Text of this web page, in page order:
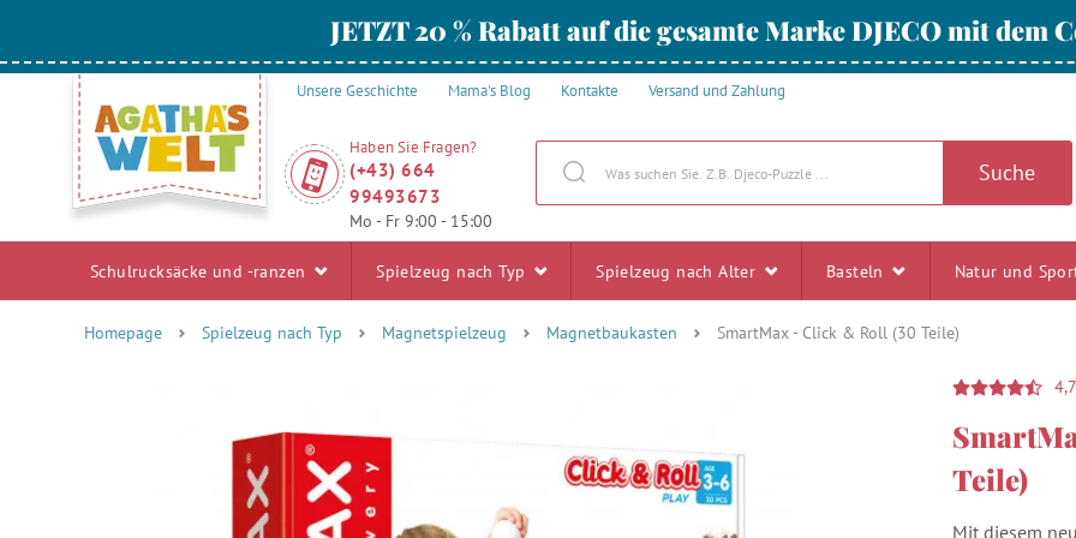
JETZT 20 % Rabatt auf die gesamte Marke DJECO mit dem
Unsere Geschichte Mama's Blog Kontakte Versand und Zahlung
Haben Sie Fragen?
(+43) 664
99493673
Mo - Fr 9:00 - 15:00
Suche
Schulrucksäcke und -ranzen Spielzeug nach Typ Spielzeug nach Alter Basteln Natur und
Homepage Spielzeug nach Typ Magnetspielzeug Magnetbaukasten SmartMax - Click & Roll (30 Teile)
4,7
Teile)
Mit diesem